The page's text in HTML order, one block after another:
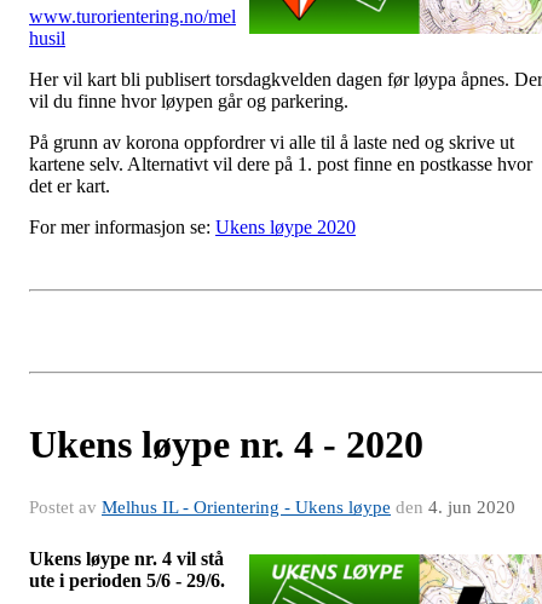
www.turorientering.no/mel
husil
Her vil kart bli publisert torsdagkvelden dagen før løypa åpnes. Der
vil du finne hvor løypen går og parkering.
På grunn av korona oppfordrer vi alle til å laste ned og skrive ut
kartene selv. Alternativt vil dere på 1. post finne en postkasse hvor
det er kart.
For mer informasjon se: Ukens løype 2020
Ukens løype nr. 4 - 2020
Postet av Melhus IL - Orientering - Ukens løype den 4. jun 2020
Ukens løype nr. 4 vil stå
ute i perioden 5/6 - 29/6.